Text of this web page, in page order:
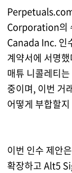
Corporation의
Canada Inc. 인
계약서에 서명
매튜 니콜레티
중이며, 이번 거
어떻게 부합할
이번 인수 제안
확장하고 Alt5